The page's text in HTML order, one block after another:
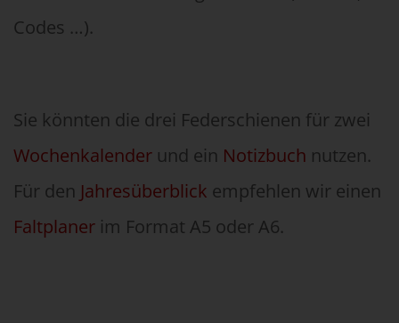
Codes …).
Sie könnten die drei Federschienen für zwei
Wochenkalender und ein Notizbuch nutzen.
Für den Jahresüberblick empfehlen wir einen
Faltplaner im Format A5 oder A6.